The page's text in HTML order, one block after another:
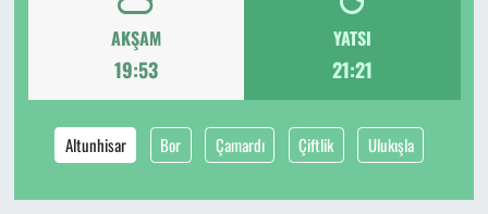
AKŞAM
19:53
YATSI
21:21
Altunhisar Bor Çamardı Çiftlik Ulukışla